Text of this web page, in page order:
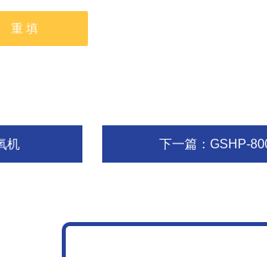
机 下一篇： GSHP-